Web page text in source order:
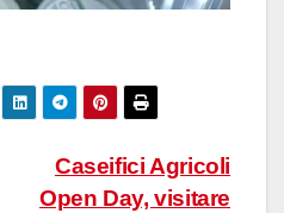
Caseifici Agricoli
Open Day, visitare